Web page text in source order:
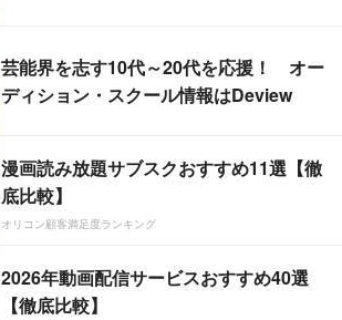
芸能界を志す10代～20代を応援！ オー
ディション・スクール情報はDeview
漫画読み放題サブスクおすすめ11選【徹
底比較】
オリコン顧客満足度ランキング
2026年動画配信サービスおすすめ40選
【徹底比較】